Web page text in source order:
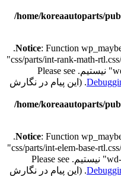
/home/koreaautoparts/
Notice: Function
.
قادر به خواندن کلید "path" با مقدار "/css/parts/int-rank-math-rtl.css"
for more information. (این پیام در نگارش
/home/koreaautoparts/
Notice: Function
.
قادر به خواندن کلید "path" با مقدار "/css/parts/int-elem-base-rtl.css"
for more information. (این پیام در نگارش